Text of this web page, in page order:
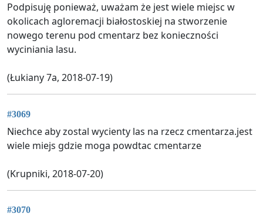
Podpisuję ponieważ, uważam że jest wiele miejsc w
okolicach agloremacji białostoskiej na stworzenie
nowego terenu pod cmentarz bez konieczności
wyciniania lasu.
(Łukiany 7a, 2018-07-19)
#3069
Niechce aby zostal wycienty las na rzecz cmentarza.jest
wiele miejs gdzie moga powdtac cmentarze
(Krupniki, 2018-07-20)
#3070